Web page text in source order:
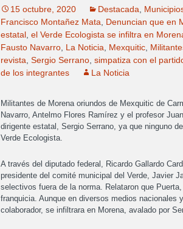
15 octubre, 2020 Destacada
Francisco Montañez Mata
Denuncian que en
estatal el Verde Ecologista se infiltra en
Fausto Navarro La Noticia Mexquitic
revista Sergio Serrano simpatiza con el
de los integrantes
La Noticia
Militantes de Morena oriundos de Mexquitic de
Navarro, Antelmo Flores Ramírez y el profesor
dirigente estatal, Sergio Serrano, ya que ninguno
Verde Ecologista.
A través del diputado federal, Ricardo Gallardo
presidente del comité municipal del Verde, Javier
selectivos fuera de la norma. Relataron que
franquicia. Aunque en diversos medios
colaborador, se infiltrara en Morena, avalado por